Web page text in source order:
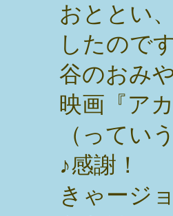
おととい
したので
谷のおみや
映画『ア
（ってい
♪感謝！
きゃージ